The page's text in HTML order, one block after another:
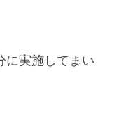
に実施してまい